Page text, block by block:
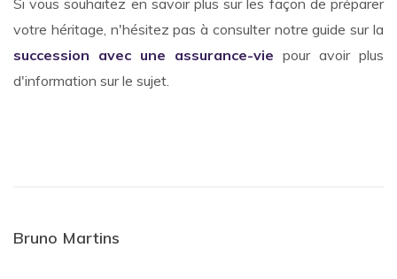
votre héritage, n'hésitez pas à consulter notre guide sur la
succession avec une assurance-vie pour avoir plus
d'information sur le sujet.
Bruno Martins